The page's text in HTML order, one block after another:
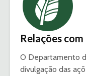
Relações
O Departamento
divulgação das